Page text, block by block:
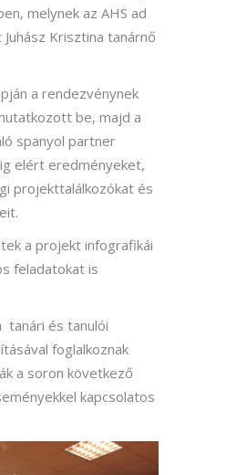
melynek az AHS ad
Krisztina tanárnő
a rendezvénynek
be, majd a
spanyol partner
elért eredményeket,
projekttalálkozókat és
a projekt infografikái
feladatokat is
tanári és tanulói
foglalkoznak
a soron következő
kapcsolatos